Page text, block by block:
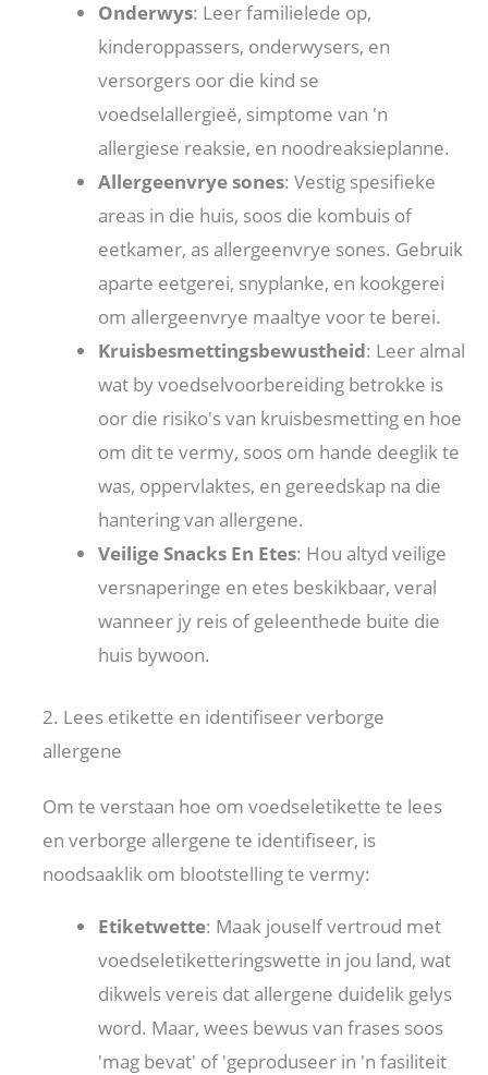
Onderwys: Leer familielede op,
kinderoppassers, onderwysers, en
versorgers oor die kind se
voedselallergieë, simptome van 'n
allergiese reaksie, en noodreaksieplanne.
Allergeenvrye sones: Vestig spesifieke
areas in die huis, soos die kombuis of
eetkamer, as allergeenvrye sones. Gebruik
aparte eetgerei, snyplanke, en kookgerei
om allergeenvrye maaltye voor te berei.
Kruisbesmettingsbewustheid: Leer almal
wat by voedselvoorbereiding betrokke is
oor die risiko's van kruisbesmetting en hoe
om dit te vermy, soos om hande deeglik te
was, oppervlaktes, en gereedskap na die
hantering van allergene.
Veilige Snacks En Etes: Hou altyd veilige
versnaperinge en etes beskikbaar, veral
wanneer jy reis of geleenthede buite die
huis bywoon.
2. Lees etikette en identifiseer verborge
allergene
Om te verstaan ​​hoe om voedseletikette te lees
en verborge allergene te identifiseer, is
noodsaaklik om blootstelling te vermy:
Etiketwette: Maak jouself vertroud met
voedseletiketteringswette in jou land, wat
dikwels vereis dat allergene duidelik gelys
word. Maar, wees bewus van frases soos
'mag bevat' of 'geproduseer in 'n fasiliteit